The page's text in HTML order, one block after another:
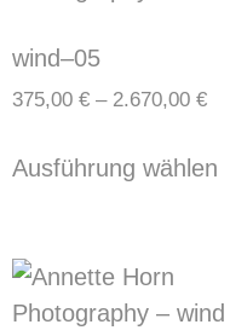
wind–05
375,00 € – 2.670,00 €
Ausführung wählen